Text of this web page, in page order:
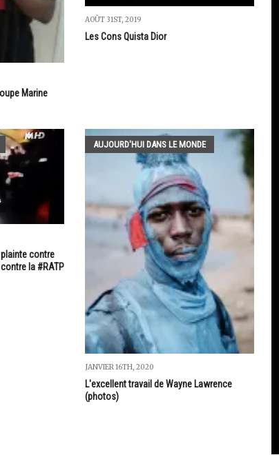
Marine
AOÛT 31ST, 2019
Les Cons Quista Dior
contre
la #RATP
AUJOURD'HUI DANS LE MONDE
JANVIER 16TH, 2020
L'excellent travail de Wayne Lawrence
(photos)